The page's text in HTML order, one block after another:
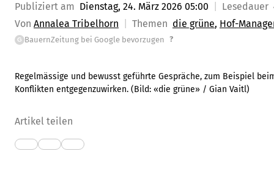
Publiziert am Dienstag, 24. März 2026 05:00 Lesedauer
Von Annalea Tribelhorn Themen die grüne Hof-
G BauernZeitung bei Google bevorzugen ?
Regelmässige und bewusst geführte Gespräche, zum Beispiel
Konflikten entgegenzuwirken. (Bild: «die grüne» / Gian Vaitl)
Artikel teilen